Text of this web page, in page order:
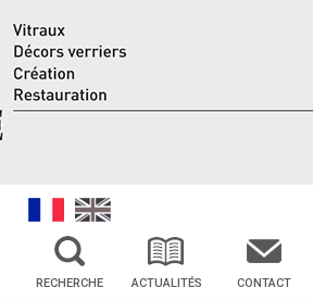
RECHERCHE ACTUALITÉS CONTACT